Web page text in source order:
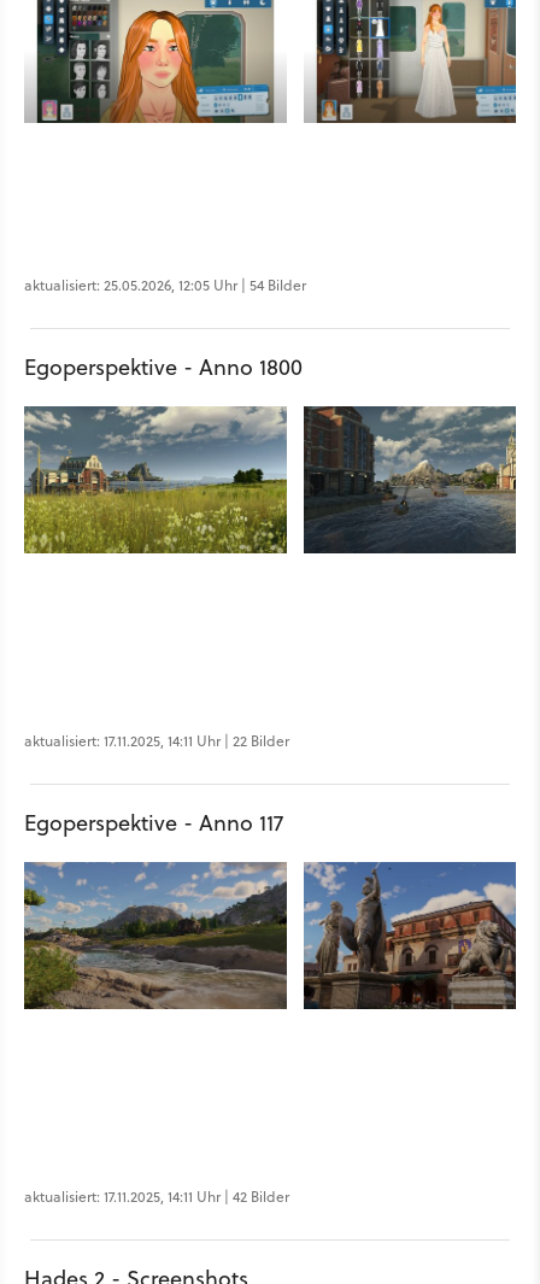
aktualisiert: 25.05.2026, 12:05 Uhr | 54 Bilder
Egoperspektive - Anno 1800
aktualisiert: 17.11.2025, 14:11 Uhr | 22 Bilder
Egoperspektive - Anno 117
aktualisiert: 17.11.2025, 14:11 Uhr | 42 Bilder
Hades 2 - Screenshots